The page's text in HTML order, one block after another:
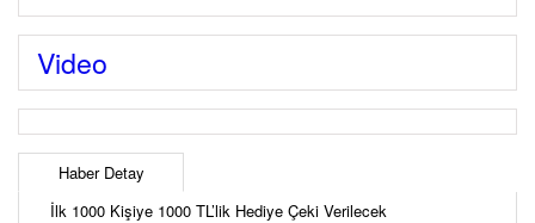
Video
Haber Detay
İlk 1000 Kişiye 1000 TL’lik Hediye Çeki Verilecek